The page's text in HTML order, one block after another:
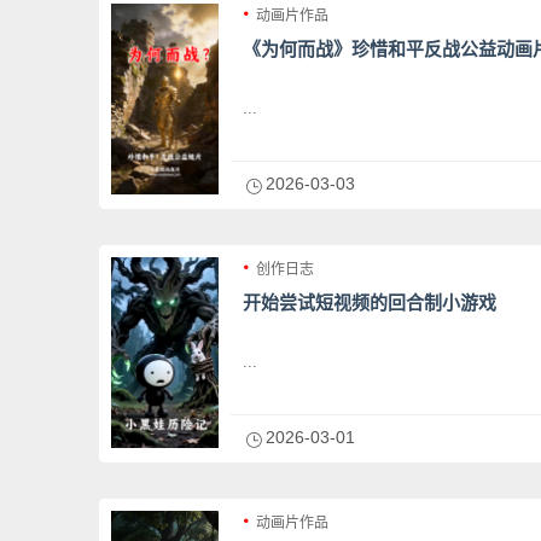
动画片作品
《为何而战》珍惜和平反战公益动画
...
2026-03-03
创作日志
开始尝试短视频的回合制小游戏
...
2026-03-01
动画片作品